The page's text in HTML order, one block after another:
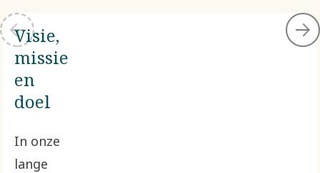
Visie,
missie
en
doel
In onze
lange